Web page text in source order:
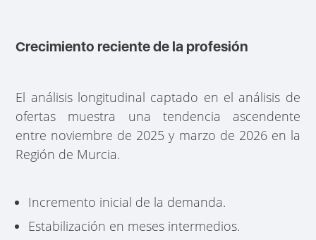
Crecimiento reciente de la profesión
El análisis longitudinal captado en el análisis de
ofertas muestra una tendencia ascendente
entre noviembre de 2025 y marzo de 2026 en la
Región de Murcia.
Incremento inicial de la demanda.
Estabilización en meses intermedios.